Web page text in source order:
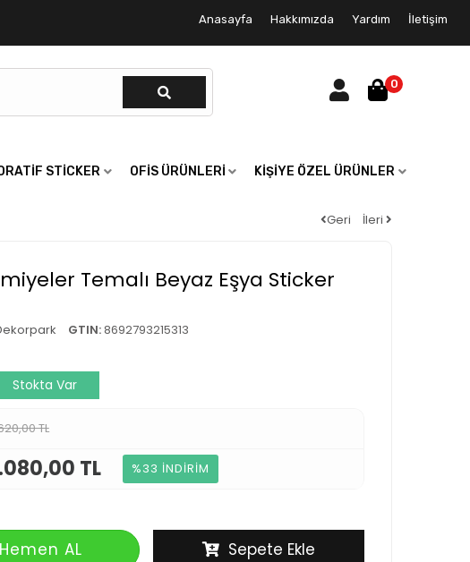
Anasayfa Hakkımızda Yardım İletişim
0
STICKER OFIS ÜRÜNLERI KIŞIYE ÖZEL ÜRÜNLER
Geri İleri
Temalı Beyaz Eşya Sticker
GTIN:8692793215313
Stokta Var
TL
TL %33 İNDİRİM
Hemen AL Sepete Ekle